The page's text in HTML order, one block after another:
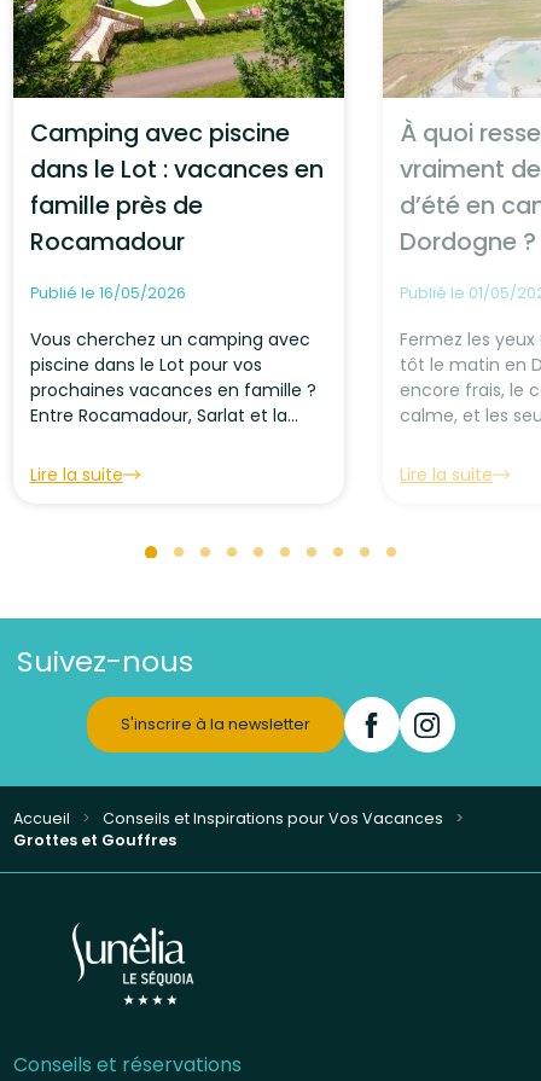
Camping avec piscine
dans le Lot : vacances en
famille près de
Rocamadour
Publié le 16/05/2026
Vous cherchez un camping avec
piscine dans le Lot pour vos
prochaines vacances en famille ?
Entre Rocamadour, Sarlat et la
Lire la suite
À quoi
vraiment
d’été en
Dordogne ?
Publié le 01/05/
Fermez les
tôt le matin en
encore frais, le
calme, et les
Lire la suite
Suivez-nous
S'inscrire à la newsletter
Accueil
Conseils et Inspirations pour Vos Vacances
Grottes et Gouffres
Conseils et réservations